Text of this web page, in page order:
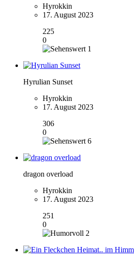
Hyrokkin
17. August 2023
225
0
1
Hyrulian Sunset
Hyrokkin
17. August 2023
306
0
6
dragon overload
Hyrokkin
17. August 2023
251
0
2